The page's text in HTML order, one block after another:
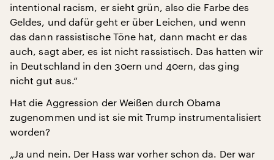
intentional racism, er sieht grün, also die Farbe des
Geldes, und dafür geht er über Leichen, und wenn
das dann rassistische Töne hat, dann macht er das
auch, sagt aber, es ist nicht rassistisch. Das hatten wir
in Deutschland in den 30ern und 40ern, das ging
nicht gut aus.“
Hat die Aggression der Weißen durch Obama
zugenommen und ist sie mit Trump instrumentalisiert
worden?
„Ja und nein. Der Hass war vorher schon da. Der war